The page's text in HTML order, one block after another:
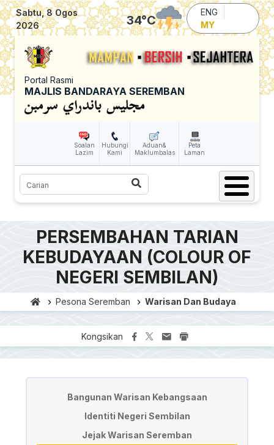
Skip to main content
Sabtu, 8 Ogos
2026
34°C
ENG
MY
Portal Rasmi
MAJLIS BANDARAYA SEREMBAN
Soalan
Lazim
Hubungi
Kami
Aduan&
Maklumbalas
Peta
Laman
Carian
PERSEMBAHAN TARIAN
KEBUDAYAAN (COLOUR OF
NEGERI SEMBILAN)
Pesona Seremban Warisan Dan Budaya
Kongsikan
Bangunan Warisan Kebangsaan
Identiti Negeri Sembilan
Jejak Warisan Seremban